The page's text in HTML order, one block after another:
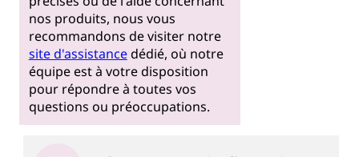
nos produits, nous vous
recommandons de visiter notre
site d'assistancedédié, où notre
équipe est à votre disposition
pour répondre à toutes vos
questions ou préoccupations.